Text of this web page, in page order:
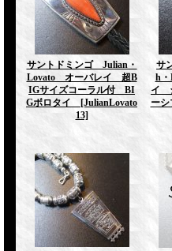
サントドミンゴ Julian・
Lovato オーバレイ 超B
IGサイズコーラル付 BI
Gボロタイ
[JulianLovato
13]
サ
h
イ
ーシ